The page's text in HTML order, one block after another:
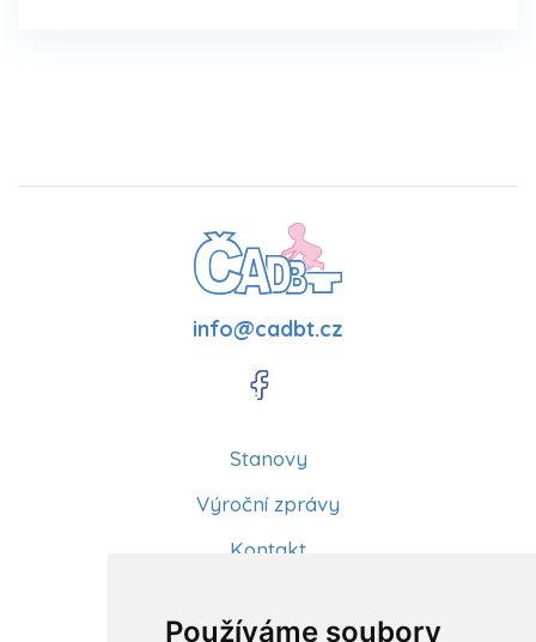
Používáme soubory
info@cadbt.cz
Stanovy
Výroční zprávy
Kontakt